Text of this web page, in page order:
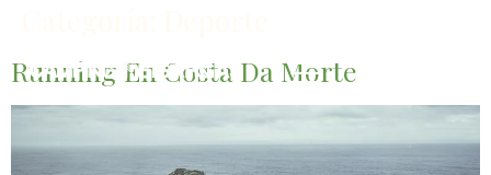
Running En Costa Da Morte